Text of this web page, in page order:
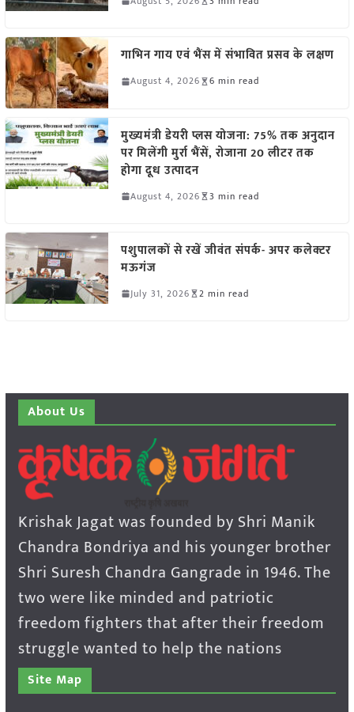
गाभिन गाय एवं भैंस में संभावित प्रसव के लक्षण
August 4, 2026 6 min read
मुख्यमंत्री डेयरी प्लस योजना: 75% तक अनुदान
पर मिलेंगी मुर्रा भैंसें, रोजाना 20 लीटर तक
होगा दूध उत्पादन
August 4, 2026 3 min read
पशुपालकों से रखें जीवंत संपर्क- अपर कलेक्टर
मऊगंज
July 31, 2026 2 min read
About Us
Krishak Jagat was founded by Shri Manik
Chandra Bondriya and his younger brother
Shri Suresh Chandra Gangrade in 1946. The
two were like minded and patriotic
freedom fighters that after their freedom
struggle wanted to help the nations
Site Map